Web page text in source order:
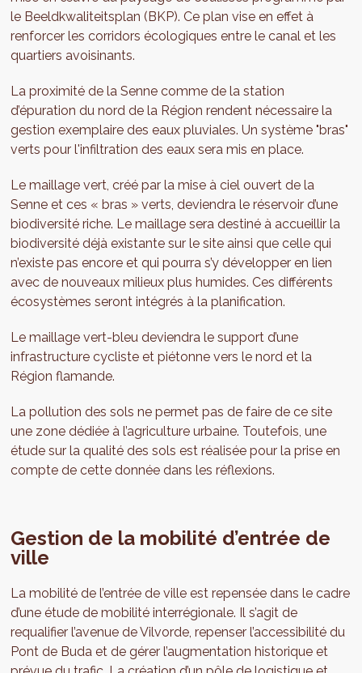
le Beeldkwaliteitsplan (BKP). Ce plan vise en effet à
renforcer les corridors écologiques entre le canal et les
quartiers avoisinants.
La proximité de la Senne comme de la station
d’épuration du nord de la Région rendent nécessaire la
gestion exemplaire des eaux pluviales. Un système "bras"
verts pour l'infiltration des eaux sera mis en place.
Le maillage vert, créé par la mise à ciel ouvert de la
Senne et ces « bras » verts, deviendra le réservoir d’une
biodiversité riche. Le maillage sera destiné à accueillir la
biodiversité déjà existante sur le site ainsi que celle qui
n’existe pas encore et qui pourra s’y développer en lien
avec de nouveaux milieux plus humides. Ces différents
écosystèmes seront intégrés à la planification.
Le maillage vert-bleu deviendra le support d’une
infrastructure cycliste et piétonne vers le nord et la
Région flamande.
La pollution des sols ne permet pas de faire de ce site
une zone dédiée à l’agriculture urbaine. Toutefois, une
étude sur la qualité des sols est réalisée pour la prise en
compte de cette donnée dans les réflexions.
Gestion de la mobilité d’entrée de
ville
La mobilité de l’entrée de ville est repensée dans le cadre
d’une étude de mobilité interrégionale. Il s’agit de
requalifier l’avenue de Vilvorde, repenser l’accessibilité du
Pont de Buda et de gérer l’augmentation historique et